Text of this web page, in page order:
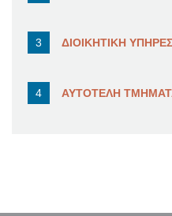
ΔΙΟΙΚΗΤΙΚΗ
ΑΥΤΟΤΕΛΗ